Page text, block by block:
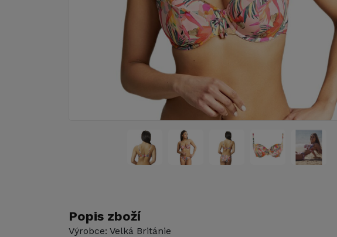
Popis zboží
Výrobce: Velká Británie